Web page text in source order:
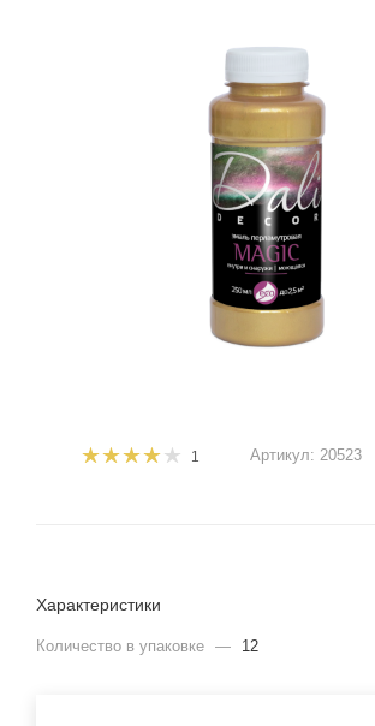
1 Артикул: 20523
Характеристики
Количество в упаковке — 12